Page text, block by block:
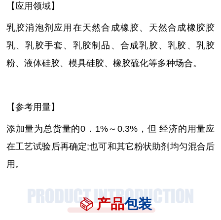
【应用领域】
乳胶消泡剂应用在天然合成橡胶、天然合成橡胶胶
乳、乳胶手套、乳胶制品、合成乳胶、乳胶、乳胶
粉、液体硅胶、模具硅胶、橡胶硫化等多种场合。
【参考用量】
添加量为总货量的0．1%～0.3%，但 经济的用量应
在工艺试验后再确定;也可和其它粉状助剂均匀混合后
用。
产品包装